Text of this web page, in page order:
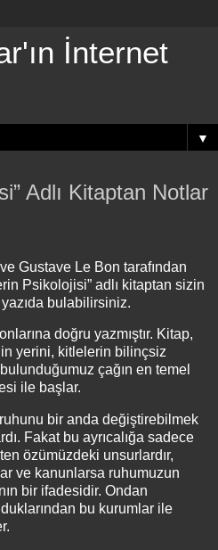
İnternet
▼
Adlı Kitaptan Notlar
Gustave Le Bon tarafından
Psikolojisi” adlı kitaptan sizin
bulabilirsiniz.
doğru yazmıştır. Kitap,
yerini, kitlelerin bilinçsiz
çağın en temel
ile başlar.
bir anda değiştirebilmek
Fakat bu ayrıcalığa sadece
özümüzdeki unsurlardır,
ve kanunlarsa ruhumuzun
bir ifadesidir. Ondan
bu kurumlar ile